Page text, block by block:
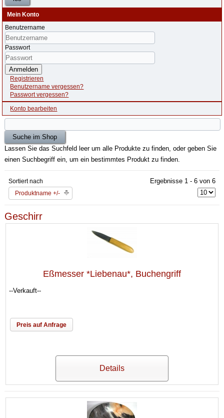
Mein Konto
Benutzername
Passwort
Anmelden
Registrieren
Benutzername vergessen?
Passwort vergessen?
Konto bearbeiten
Lassen Sie das Suchfeld leer um alle Produkte zu finden, oder geben Sie
einen Suchbegriff ein, um ein bestimmtes Produkt zu finden.
Sortiert nach
Produktname +/-
Ergebnisse 1 - 6 von 6
Geschirr
Eßmesser *Liebenau*, Buchengriff
--Verkauft--
Preis auf Anfrage
Details